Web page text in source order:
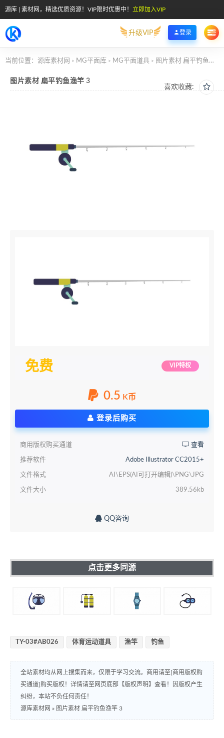
源库 | 素材网，精选优质资源！VIP限时优惠中！ 立即加入VIP
升级VIP 登录
当前位置： 源库素材网 > MG平面库 > MG平面道具 > 图片素材 扁平钓鱼渔竿 3
喜欢收藏:
图片素材 扁平钓鱼渔竿 3
免费 VIP特权
0.5 K币
登录后购买
商用版权购买通道 查看
推荐软件 Adobe Illustrator CC2015+
文件格式 AI\EPS(AI可打开编辑)\PNG\JPG
文件大小 389.56kb
QQ咨询
点击更多同源
TY-03#AB026 体育运动道具 渔竿 钓鱼
全站素材均从网上搜集而来，仅限于学习交流。商用请至[商用版权购
买通道]购买版权！详情请至网页底部【版权声明】查看！因版权产生
纠纷，本站不负任何责任！
源库素材网 » 图片素材 扁平钓鱼渔竿 3